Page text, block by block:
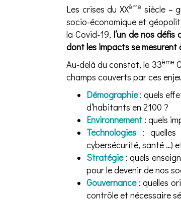
Les crises du XXème siècle –
socio-économique et
la Covid-19,l’un de nos
dont les impacts se mesurent
Au-delà du constat, le 33ème
champs couverts par ces
Démographie: quels
d’habitants en 2100 ?
Environnement : quels
Technologies : quelles
cybersécurité, santé …)
Stratégie: quels
pour le devenir de nos
Gouvernance: quelles
contrôle et nécessaire